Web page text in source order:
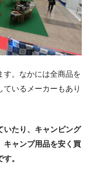
す。なかには全商品を
いるメーカーもあり
いたり、キャンピング
キャンプ用品を安く買
。